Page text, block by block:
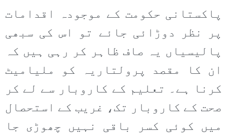
پاکستانی حکومت کے موجودہ اقدامات
پر نظر دوڑائی جائے تو اس کی سبھی
پالیسیاں یہ صاف ظاہر کر رہی ہیں کہ
ان کا مقصد پرولتاریہ کو ملیامیٹ
کرنا ہے۔ تعلیم کے کاروبار سے لے کر
صحت کے کاروبار تک، غریب کے استحصال
میں کوئی کسر باقی نہیں چھوڑی جا